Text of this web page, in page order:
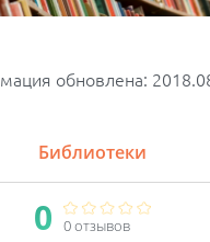
обновлена:
Библиотеки
0 0 отзывов